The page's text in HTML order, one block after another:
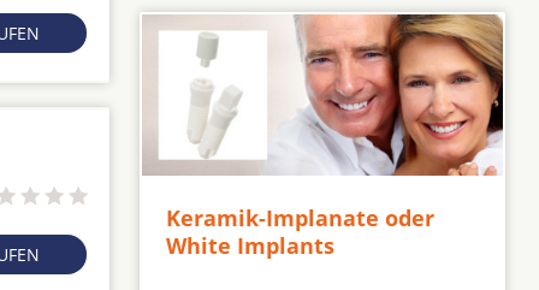
Keramik-Implanate oder
White Implants